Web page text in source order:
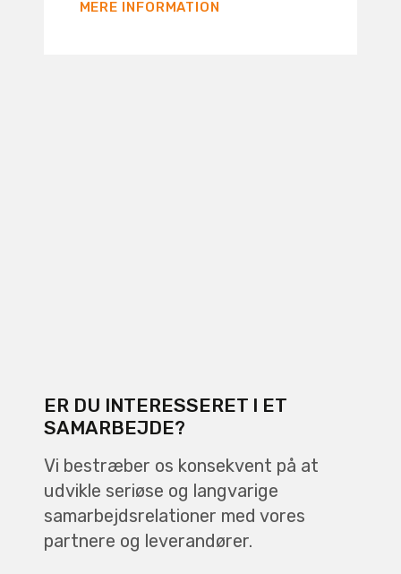
MERE INFORMATION
ER DU INTERESSERET I ET
SAMARBEJDE?
Vi bestræber os konsekvent på at
udvikle seriøse og langvarige
samarbejdsrelationer med vores
partnere og leverandører.